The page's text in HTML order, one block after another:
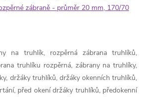
zábraně - průměr 20 mm, 170/70
na truhlík, rozpěrná zábrana truhlíků,
truhlíku rozpěrná, zábrany na truhlíky,
držáky truhlíků, držáky okenních truhlíků,
před okení držáky truhlíků, předokenní